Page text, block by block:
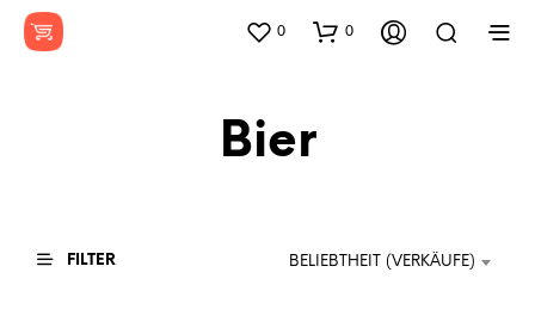
0 0
Bier
FILTER BELIEBTHEIT (VERKÄUFE)